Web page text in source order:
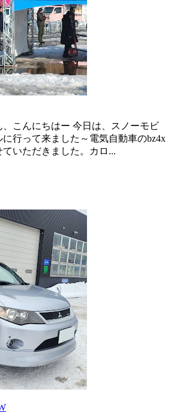
こんにちはー 今日は、スノーモビ
行って来ました～電気自動車のbz4x
いただきました。カロ...